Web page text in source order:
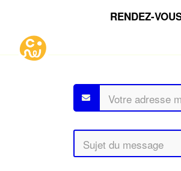
Aller au contenu principal
RENDEZ-